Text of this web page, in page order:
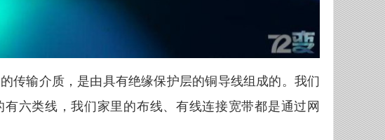
传输介质，是由具有绝缘保护层的铜导线组成的。我们
六类线，我们家里的布线、有线连接宽带都是通过网